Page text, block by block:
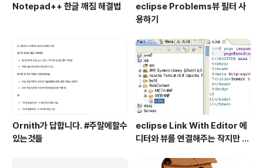
Notepad++ 한글 깨짐 해결법
eclipse Problems뷰 필터 사
용하기
Ornith가 답합니다. #주말에할수
있는것들
eclipse Link With Editor 에
디터와 뷰를 연결해주는 작지만 큰